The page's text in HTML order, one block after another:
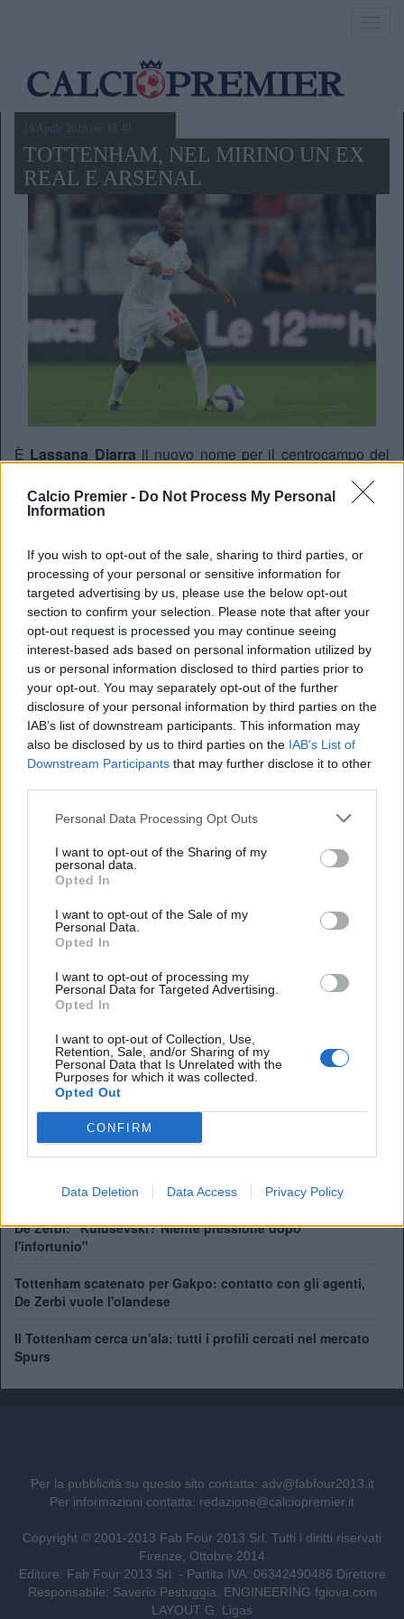
Calcio Premier - Do Not Process My Personal
Information
If you wish to opt-out of the sale, sharing to third parties, or
processing of your personal or sensitive information for
targeted advertising by us, please use the below opt-out
section to confirm your selection. Please note that after your
opt-out request is processed you may continue seeing
interest-based ads based on personal information utilized by
us or personal information disclosed to third parties prior to
your opt-out. You may separately opt-out of the further
disclosure of your personal information by third parties on the
IAB’s list of downstream participants. This information may
also be disclosed by us to third parties on the IAB’s List of
Downstream Participants that may further disclose it to other
Personal Data Processing Opt Outs
I want to opt-out of the Sharing of my
personal data.
Opted In
I want to opt-out of the Sale of my
Personal Data.
Opted In
I want to opt-out of processing my
Personal Data for Targeted Advertising.
Opted In
I want to opt-out of Collection, Use,
Retention, Sale, and/or Sharing of my
Personal Data that Is Unrelated with the
Purposes for which it was collected.
Opted Out
CONFIRM
Data Deletion Data Access Privacy Policy
16 Aprile 2016,ore 13.40
TOTTENHAM, NEL MIRINO UN EX
REAL E ARSENAL
È Lassana Diarra il nuovo nome per il centrocampo del
oltre ad aver giocato nel Chelsea, potrebbe adesso tornare
in Inghilterra. Anche il PSG è sulle tracce del classe ’85,
REDAZIONE
Twitter: @Calciopremier
Anno di Fondazione: 1882 come Hotspur F.C.
Stadio:Tottenham Hotspur Stadium (62850)
Presidente:Daniel Levy
Manager:Ange Postecoglou
ALBO D'ORO
Premier League:2
FA Cup:8
League Cup:4
FA Community Shield:7
De Zerbi: "Quando sono arrivato al Tottenham i giocatori
erano distrutti"
De Zerbi: "Kulusevski? Niente pressione dopo
l'infortunio"
Tottenham scatenato per Gakpo: contatto con gli agenti,
De Zerbi vuole l'olandese
Il Tottenham cerca un'ala: tutti i profili cercati nel mercato
Spurs
Per la pubblicità su questo sito contatta: adv@fabfour2013.it
Per informazioni contatta: redazione@calciopremier.it
Copyright © 2001-2013 Fab Four 2013 Srl. Tutti i diritti riservati
Firenze, Ottobre 2014
Editore: Fab Four 2013 Srl. - Partita IVA: 06342490486 Direttore
Responsabile: Saverio Pestuggia. ENGINEERING fgiova.com
LAYOUT G. Ligas